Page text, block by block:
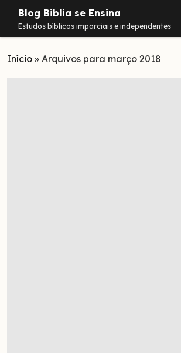
Blog Biblia se Ensina
Estudos bíblicos imparciais e independentes
Estudos
Início »Arquivos para março 2018